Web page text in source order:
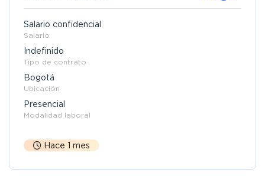
Salario confidencial
Salario
Indefinido
Tipo de contrato
Bogotá
Ubicación
Presencial
Modalidad laboral
Hace 1 mes